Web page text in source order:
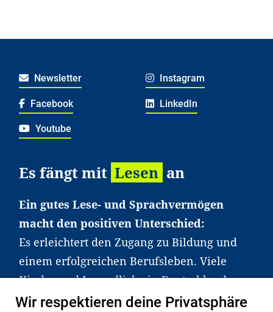
Newsletter Instagram
Facebook LinkedIn
Youtube
Es fängt mit Lesen an
Ein gutes Lese- und Sprachvermögen
macht den positiven Unterschied:
Es erleichtert den Zugang zu Bildung und
einem erfolgreichen Berufsleben. Viele
Kinder und Jugendliche in Deutschland
haben aber große Schwierigkeiten dabei.
Wir respektieren deine Privatsphäre